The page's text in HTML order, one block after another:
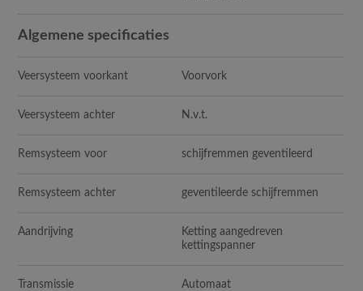
Algemene specificaties
Veersysteem voorkant Voorvork
Veersysteem achter N.v.t.
Remsysteem voor schijfremmen geventileerd
Remsysteem achter geventileerde schijfremmen
Aandrijving
Ketting aangedreven
kettingspanner
Transmissie Automaat